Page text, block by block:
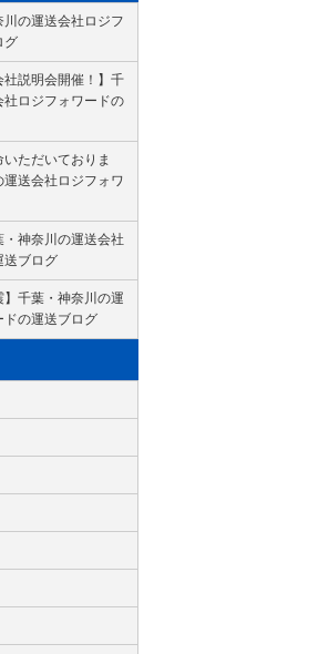
川の運送会社ロジフ
グ
社説明会開催！】千
ロジフォワードの
いただいておりま
送会社ロジフォワ
・神奈川の運送会社
送ブログ
】千葉・神奈川の運
ドの運送ブログ